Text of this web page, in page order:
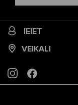
IEIET
VEIKALI
INSTAGRAM
FACEBOOK